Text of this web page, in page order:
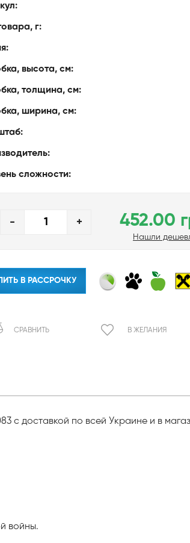
г:
высота, см:
толщина, см:
ширина, см:
сложности:
- + 452.00
Нашли
В РАССРОЧКУ
СРАВНИТЬ В ЖЕЛАНИЯ
с доставкой по всей Украине и в
войны.